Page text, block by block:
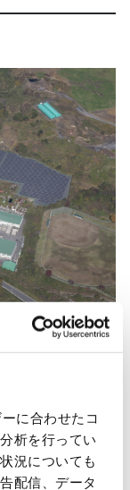
に合わせたコ
析を行ってい
況についても
配信、データ
Power
Ohira,